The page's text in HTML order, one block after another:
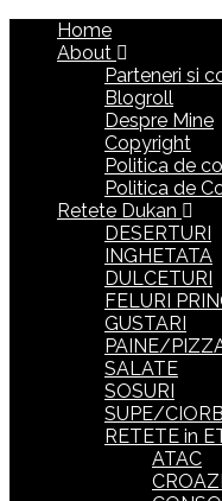
Home
About
Parteneri si
Blogroll
Despre Mine
Copyright
Politica de
Politica de
Retete Dukan
DESERTURI
INGHETATA
DULCETURI
FELURI
GUSTARI
PAINE/
SALATE
SOSURI
SUPE/
RETETE in
ATAC